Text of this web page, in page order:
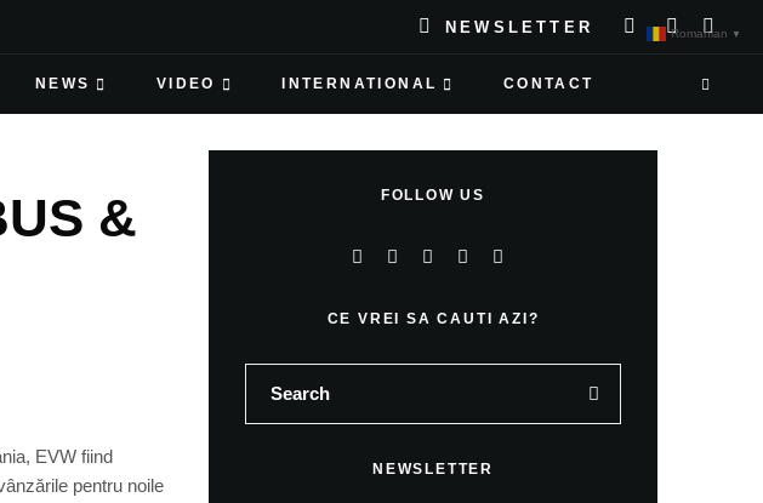
NEWSLETTER
NEWS VIDEO INTERNATIONAL CONTACT
&
EVW fiind
pentru noile
FOLLOW US
CE VREI SA CAUTI AZI?
NEWSLETTER
Romanian ▼